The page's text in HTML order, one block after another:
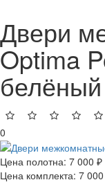
Двери
Optima
белёный
0
Цена полотна: 7 000 ₽
Цена комплекта: 7